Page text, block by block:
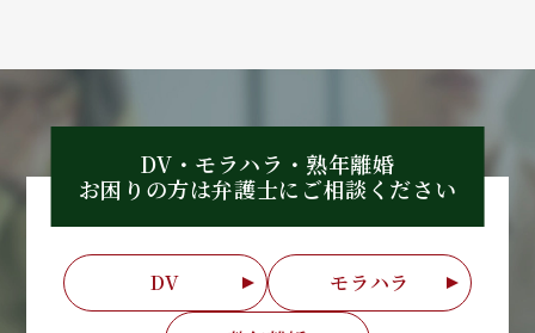
DV・モラハラ・熟年離婚
お困りの方は弁護士に ご相談ください
DV モラハラ